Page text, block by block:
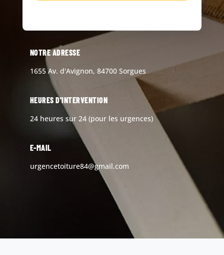
NOTRE ADRESSE
1655 Av. d'Avignon, 84700 Sorgues
HEURES D'INTERVENTION
24 heures sur 24 (pour les urgences)
E-MAIL
urgencetoiture84@gmail.com